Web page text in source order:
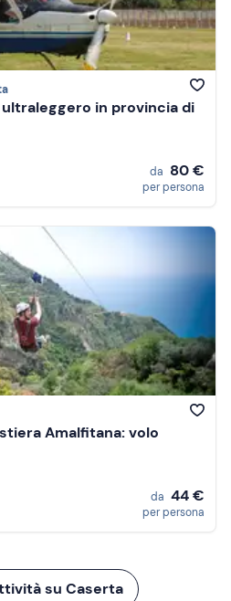
in provincia di
da 80 €
per persona
Amalfitana: volo
da 44 €
per persona
su Caserta